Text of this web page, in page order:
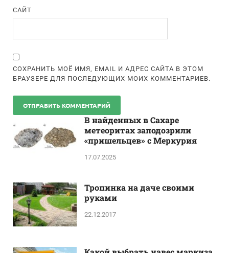
САЙТ
СОХРАНИТЬ МОЁ ИМЯ, EMAIL И АДРЕС САЙТА В ЭТОМ
БРАУЗЕРЕ ДЛЯ ПОСЛЕДУЮЩИХ МОИХ КОММЕНТАРИЕВ.
В найденных в Сахаре
метеоритах заподозрили
«пришельцев» с Меркурия
17.07.2025
Тропинка на даче своими
руками
22.12.2017